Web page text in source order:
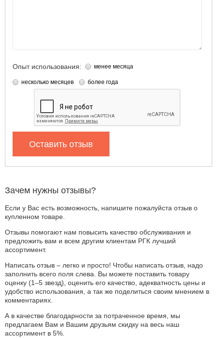
Опыт использования: менее месяца
несколько месяцев более года
Оставить отзыв
Зачем нужны отзывы?
Если у Вас есть возможность, напишите пожалуйста отзыв о
купленном товаре.
Отзывы помогают нам повысить качество обслуживания и
предложить вам и всем другим клиентам РГК лучший
ассортимент.
Написать отзыв – легко и просто! Чтобы написать отзыв, надо
заполнить всего поля слева. Вы можете поставить товару
оценку (1–5 звезд), оценить его качество, адекватность цены и
удобство использования, а так же поделиться своим мнением в
комментариях.
А в качестве благодарности за потраченное время, мы
предлагаем Вам и Вашим друзьям скидку на весь наш
ассортимент в 5%.